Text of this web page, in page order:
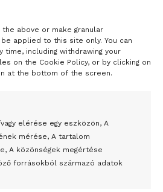
above or make granular
applied to this site only. You can
time, including withdrawing your
on the Cookie Policy, or by clicking on
at the bottom of the screen.
elérése egy eszközön, A
mérése, A tartalom
A közönségek megértése
forrásokból származó adatok
- H I R D E T É S -